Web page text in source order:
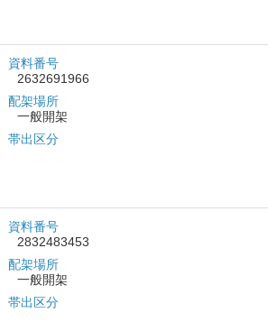
資料番号
2632691966
配架場所
一般開架
帯出区分
資料番号
2832483453
配架場所
一般開架
帯出区分